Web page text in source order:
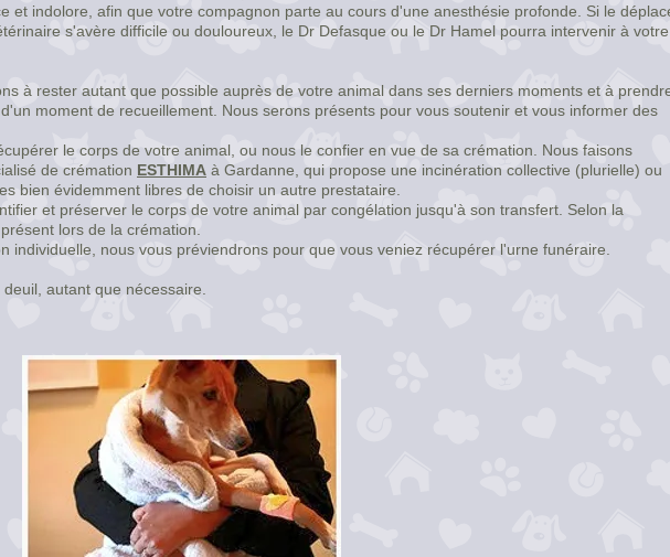
et indolore, afin que votre compagnon parte au cours d'une anesthésie profonde. Si le
s'avère difficile ou douloureux, le Dr Defasque ou le Dr Hamel pourra intervenir à votre
à rester autant que possible auprès de votre animal dans ses derniers moments et à
moment de recueillement. Nous serons présents pour vous soutenir et vous informer des
le corps de votre animal, ou nous le confier en vue de sa crémation. Nous faisons
de crémation ESTHIMA à Gardanne, qui propose une incinération collective (plurielle) ou
bien évidemment libres de choisir un autre prestataire.
et préserver le corps de votre animal par congélation jusqu'à son transfert. Selon la
lors de la crémation.
individuelle, nous vous préviendrons pour que vous veniez récupérer l'urne funéraire.
autant que nécessaire.